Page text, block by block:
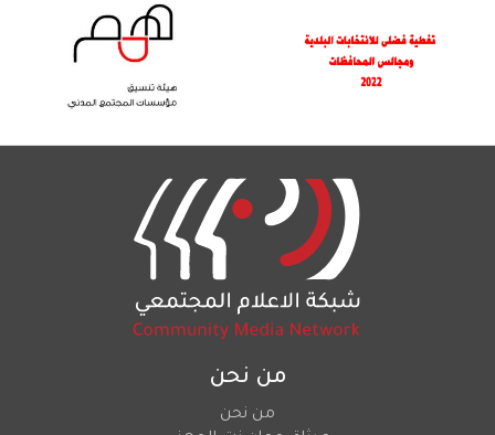
من نحن
من نحن